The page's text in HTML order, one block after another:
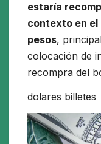
estaría
contexto en el
pesos,
colocación de
recompra del
dolares billetes